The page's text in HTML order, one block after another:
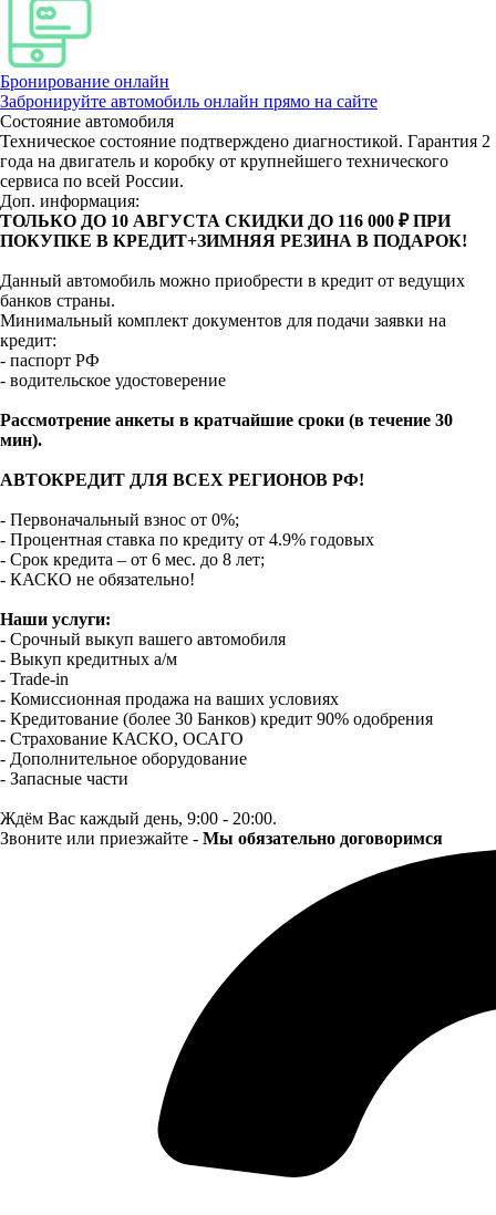
Бронирование онлайн
Забронируйте автомобиль онлайн прямо на сайте
Состояние автомобиля
Техническое состояние подтверждено диагностикой. Гарантия 2
года на двигатель и коробку от крупнейшего технического
сервиса по всей России.
Доп. информация:
ТОЛЬКО ДО 10 АВГУСТА СКИДКИ ДО 116 000 ₽ ПРИ
ПОКУПКЕ В КРЕДИТ+ЗИМНЯЯ РЕЗИНА В ПОДАРОК!
Данный автомобиль можно приобрести в кредит от ведущих
банков страны.
Минимальный комплект документов для подачи заявки на
кредит:
- паспорт РФ
- водительское удостоверение
Рассмотрение анкеты в кратчайшие сроки (в течение 30
мин).
АВТОКРЕДИТ ДЛЯ ВСЕХ РЕГИОНОВ РФ!
- Первоначальный взнос от 0%;
- Процентная ставка по кредиту от 4.9% годовых
- Срок кредита – от 6 мес. до 8 лет;
- КАСКО не обязательно!
Наши услуги:
- Срочный выкуп вашего автомобиля
- Выкуп кредитных а/м
- Trade-in
- Комиссионная продажа на ваших условиях
- Кредитование (более 30 Банков) кредит 90% одобрения
- Страхование КАСКО, ОСАГО
- Дополнительное оборудование
- Запасные части
Ждём Вас каждый день, 9:00 - 20:00.
Звоните или приезжайте - Мы обязательно договоримся